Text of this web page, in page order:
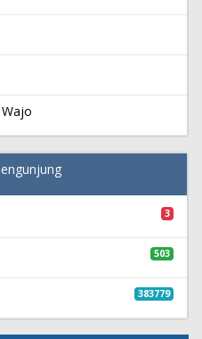
3
503
383779